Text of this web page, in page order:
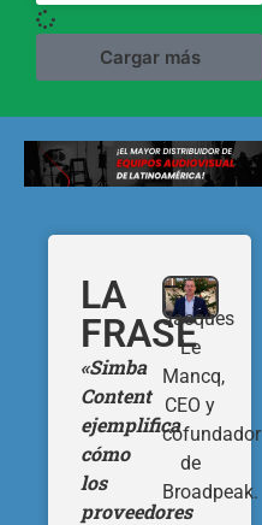
Cargar más
LA
FRASE
«Simba
Content
ejemplifica
cómo
los
proveedores
Jacques
Le
Mancq,
CEO y
cofundador
de
Broadpeak.